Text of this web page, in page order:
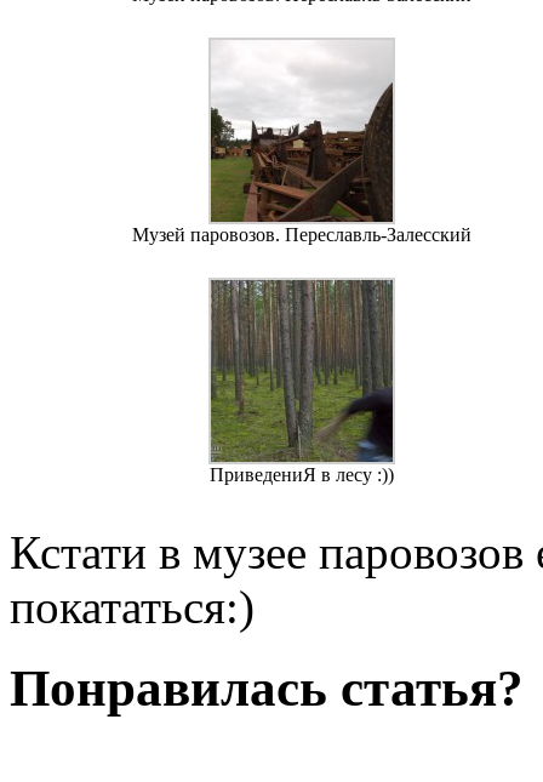
Музей паровозов. Переславль-Залесский
ПриведениЯ в лесу :))
Кстати в музее
покататься:)
Понравилась статья?